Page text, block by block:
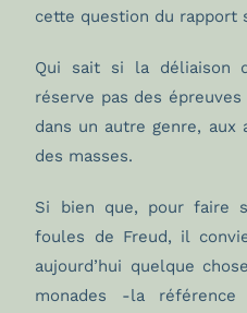
cette question du rapport
Qui sait si la déliaison
réserve pas des épreuves
dans un autre genre, aux
des masses.
Si bien que, pour faire
foules de Freud, il
aujourd’hui quelque
monades -la